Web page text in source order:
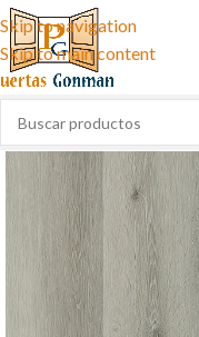
Skip to navigation
Skip to main content